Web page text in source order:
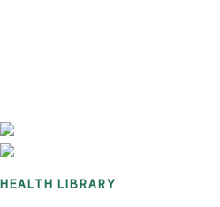
HEALTH LIBRARY